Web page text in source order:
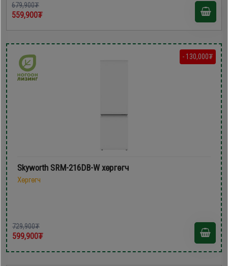
679,900₮
559,900₮
- 130,000₮
Skyworth SRM-216DB-W хөргөгч
Хөргөгч
729,900₮
599,900₮